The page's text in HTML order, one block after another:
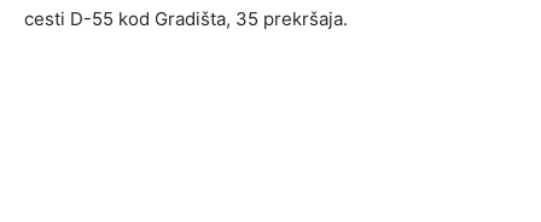
cesti D-55 kod Gradišta, 35 prekršaja.